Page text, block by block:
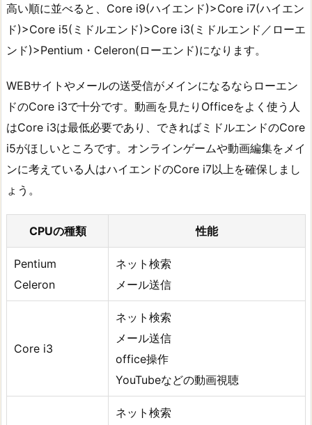
高い順に並べると、Core i9(ハイエンド)>Core i7(ハイエン
ド)>Core i5(ミドルエンド)>Core i3(ミドルエンド／ローエ
ンド)>Pentium・Celeron(ローエンド)になります。
WEBサイトやメールの送受信がメインになるならローエン
ドのCore i3で十分です。動画を見たりOfficeをよく使う人
はCore i3は最低必要であり、できればミドルエンドのCore
i5がほしいところです。オンラインゲームや動画編集をメイ
ンに考えている人はハイエンドのCore i7以上を確保しまし
ょう。
CPUの種類 性能
Pentium
Celeron
ネット検索
メール送信
Core i3
ネット検索
メール送信
office操作
YouTubeなどの動画視聴
ネット検索